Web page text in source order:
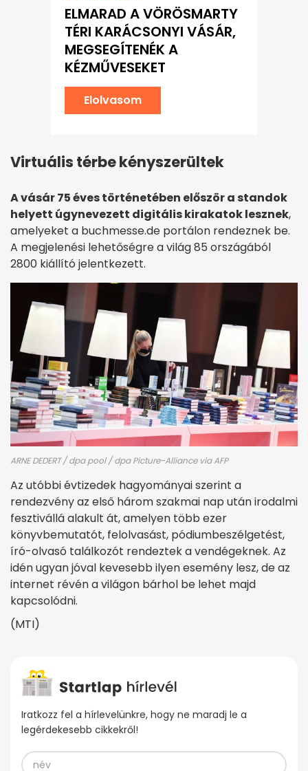
ELMARAD A VÖRÖSMARTY
TÉRI KARÁCSONYI VÁSÁR,
MEGSEGÍTENÉK A
KÉZMŰVESEKET
Elolvasom
Virtuális térbe kényszerültek
A vásár 75 éves történetében először a standok
helyett úgynevezett digitális kirakatok lesznek,
amelyeket a buchmesse.de portálon rendeznek be.
A megjelenési lehetőségre a világ 85 országából
2800 kiállító jelentkezett.
ARNE DEDERT / dpa pool / dpa Picture-Alliance via AFP
Az utóbbi évtizedek hagyományai szerint a
rendezvény az első három szakmai nap után irodalmi
fesztivállá alakult át, amelyen több ezer
könyvbemutatót, felolvasást, pódiumbeszélgetést,
író-olvasó találkozót rendeztek a vendégeknek. Az
idén ugyan jóval kevesebb ilyen esemény lesz, de az
internet révén a világon bárhol be lehet majd
kapcsolódni.
(MTI)
Iratkozz fel a hírlevelünkre, hogy ne maradj le a
legérdekesebb cikkekről!